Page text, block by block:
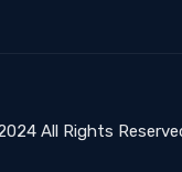
All Rights